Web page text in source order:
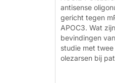
Cardiovascular
Active
antisense
gericht tegen
APOC3. Wat
bevindingen
studie met twee
olezarsen bij